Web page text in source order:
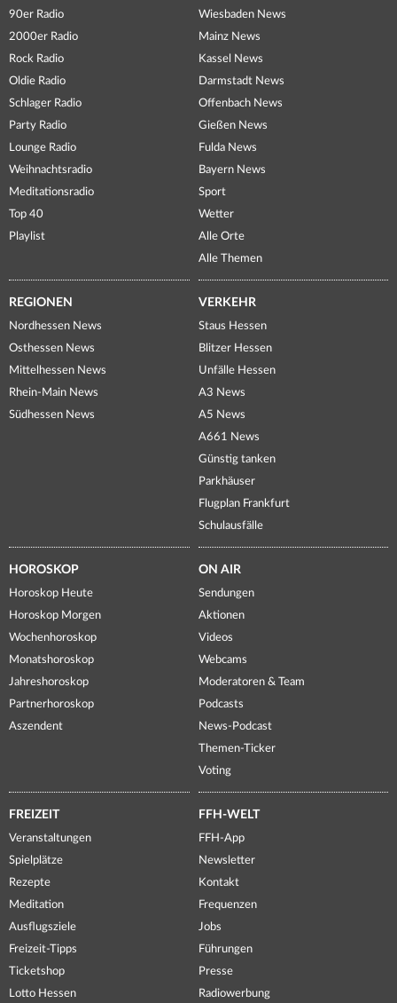
90er Radio
2000er Radio
Rock Radio
Oldie Radio
Schlager Radio
Party Radio
Lounge Radio
Weihnachtsradio
Meditationsradio
Top 40
Playlist
Wiesbaden News
Mainz News
Kassel News
Darmstadt News
Offenbach News
Gießen News
Fulda News
Bayern News
Sport
Wetter
Alle Orte
Alle Themen
REGIONEN
Nordhessen News
Osthessen News
Mittelhessen News
Rhein-Main News
Südhessen News
VERKEHR
Staus Hessen
Blitzer Hessen
Unfälle Hessen
A3 News
A5 News
A661 News
Günstig tanken
Parkhäuser
Flugplan Frankfurt
Schulausfälle
HOROSKOP
Horoskop Heute
Horoskop Morgen
Wochenhoroskop
Monatshoroskop
Jahreshoroskop
Partnerhoroskop
Aszendent
ON AIR
Sendungen
Aktionen
Videos
Webcams
Moderatoren & Team
Podcasts
News-Podcast
Themen-Ticker
Voting
FREIZEIT
Veranstaltungen
Spielplätze
Rezepte
Meditation
Ausflugsziele
Freizeit-Tipps
Ticketshop
Lotto Hessen
FFH-WELT
FFH-App
Newsletter
Kontakt
Frequenzen
Jobs
Führungen
Presse
Radiowerbung